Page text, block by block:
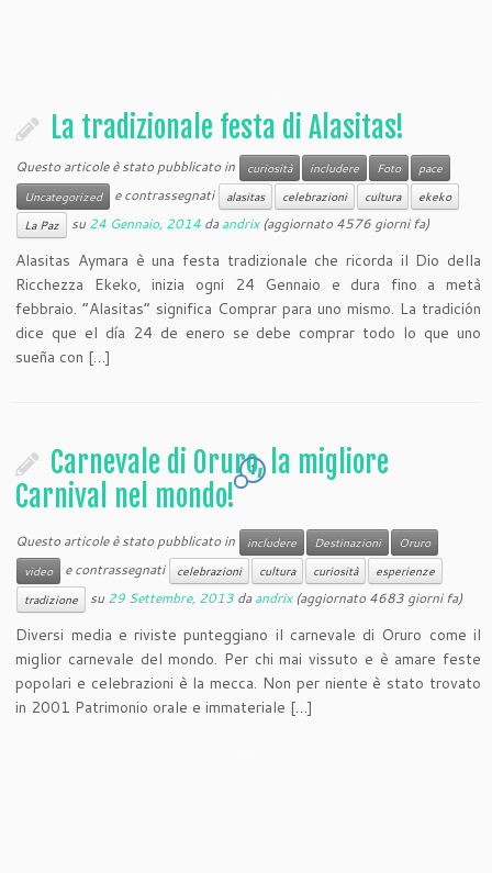
La tradizionale festa di Alasitas!
Questo articole è stato pubblicato in curiosità includere Foto
pace
Uncategorized
e contrassegnati alasitas celebrazioni cultura
ekeko
La Paz
su24 Gennaio, 2014 daandrix(aggiornato 4576 giorni fa)
Alasitas Aymara è una festa tradizionale che ricorda il Dio della
Ricchezza Ekeko, inizia ogni 24 Gennaio e dura fino a metà
febbraio. “Alasitas” significa Comprar para uno mismo. La tradición
dice que el día 24 de enero se debe comprar todo lo que uno
sueña con […]
Carnevale di Oruro, la migliore
Carnival nel mondo!
1
Questo articole è stato pubblicato in includere Destinazioni
Oruro
video
e contrassegnati celebrazioni cultura curiosità
esperienze
tradizione
su29 Settembre, 2013 daandrix(aggiornato 4683 giorni fa)
Diversi media e riviste punteggiano il carnevale di Oruro come il
miglior carnevale del mondo. Per chi mai vissuto e è amare feste
popolari e celebrazioni è la mecca. Non per niente è stato trovato
in 2001 Patrimonio orale e immateriale […]